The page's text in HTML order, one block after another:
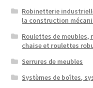
Robinetterie
la construction
Roulettes de
chaise et roulettes
Serrures de meubles
Systèmes de boîtes,